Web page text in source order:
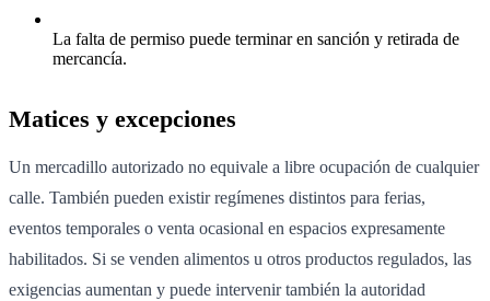
La falta de permiso puede terminar en sanción y retirada de
mercancía.
Matices y excepciones
Un mercadillo autorizado no equivale a libre ocupación de cualquier
calle. También pueden existir regímenes distintos para ferias,
eventos temporales o venta ocasional en espacios expresamente
habilitados. Si se venden alimentos u otros productos regulados, las
exigencias aumentan y puede intervenir también la autoridad